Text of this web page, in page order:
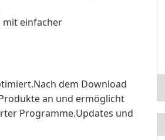
mit einfacher
dem Download
an und ermöglicht
Programme.Updates und